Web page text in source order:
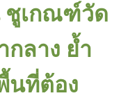
ชูเกณฑ์วัด
ลาง ย้ำ
นที่ต้อง